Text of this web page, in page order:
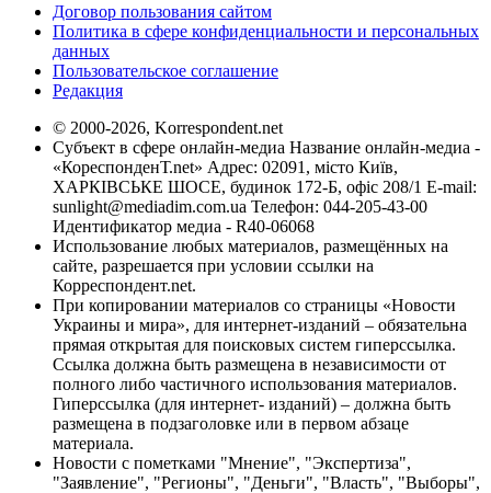
Договор пользования сайтом
Политика в сфере конфиденциальности и персональных
данных
Пользовательское соглашение
Редакция
© 2000-2026, Korrespondent.net
Субъект в сфере онлайн-медиа Название онлайн-медиа -
«КореспонденТ.net» Адрес: 02091, місто Київ,
ХАРКІВСЬКЕ ШОСЕ, будинок 172-Б, офіс 208/1 E-mail:
sunlight@mediadim.com.ua Телефон: 044-205-43-00
Идентификатор медиа - R40-06068
Использование любых материалов, размещённых на
сайте, разрешается при условии ссылки на
Корреспондент.net.
При копировании материалов со страницы «Новости
Украины и мира», для интернет-изданий – обязательна
прямая открытая для поисковых систем гиперссылка.
Ссылка должна быть размещена в независимости от
полного либо частичного использования материалов.
Гиперссылка (для интернет- изданий) – должна быть
размещена в подзаголовке или в первом абзаце
материала.
Новости с пометками "Мнение", "Экспертиза",
"Заявление", "Регионы", "Деньги", "Власть", "Выборы",